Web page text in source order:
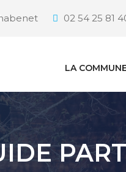
02 54 25 81
LA COMMUNE